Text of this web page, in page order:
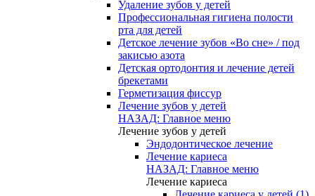
Удаление зубов у детей
Профессиональная гигиена полости
рта для детей
Детское лечение зубов «Во сне» / под
закисью азота
Детская ортодонтия и лечение детей
брекетами
Герметизация фиссур
Лечение зубов у детей
НАЗАД: Главное меню
Лечение зубов у детей
Эндодонтическое лечение
Лечение кариеса
НАЗАД: Главное меню
Лечение кариеса